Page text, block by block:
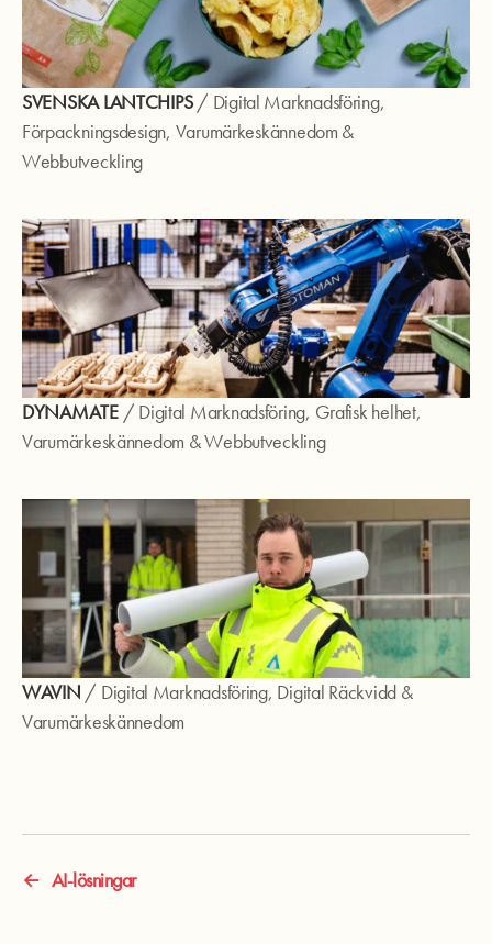
SVENSKA LANTCHIPS/ Digital Marknadsföring,
Förpackningsdesign, Varumärkeskännedom &
Webbutveckling
DYNAMATE/ Digital Marknadsföring, Grafisk helhet,
Varumärkeskännedom &Webbutveckling
WAVIN / Digital Marknadsföring, Digital Räckvidd &
Varumärkeskännedom
← AI-lösningar